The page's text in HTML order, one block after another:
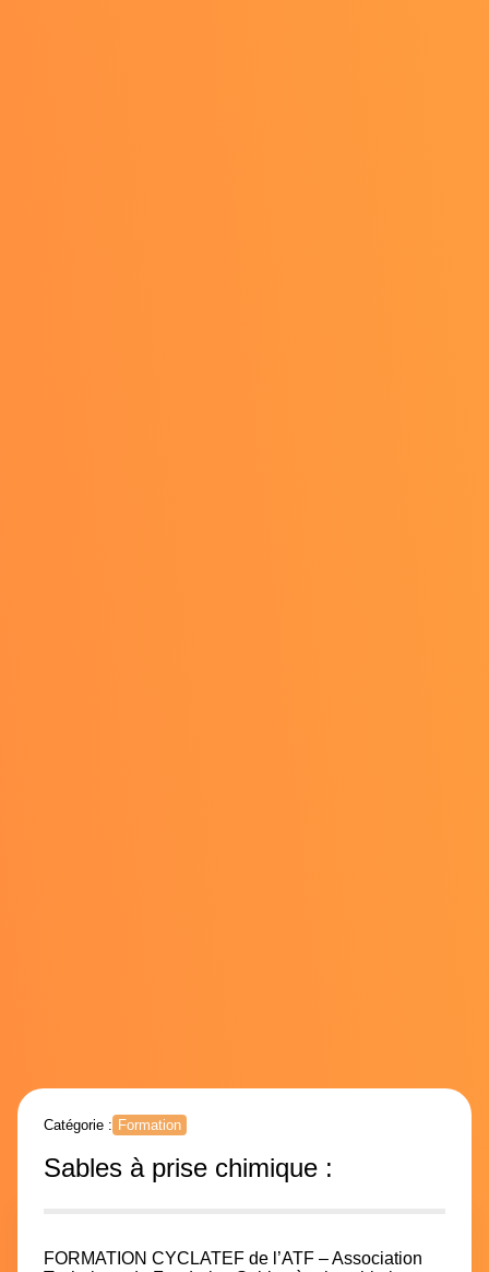
Catégorie : Formation
Sables à prise chimique :
FORMATION CYCLATEF de l’ATF – Association